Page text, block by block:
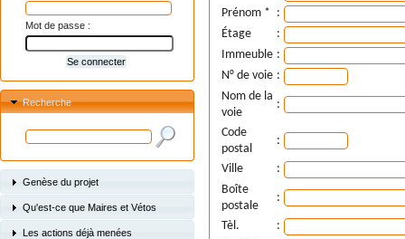
Mot de passe :
Recherche
Genèse du projet
Qu'est-ce que Maires et Vétos
Les actions déjà menées
Prénom * :
Étage
:
Immeuble :
N° de voie :
Nom de la
voie
:
Code
postal
:
Ville
:
Boîte
postale
:
Tèl.
: